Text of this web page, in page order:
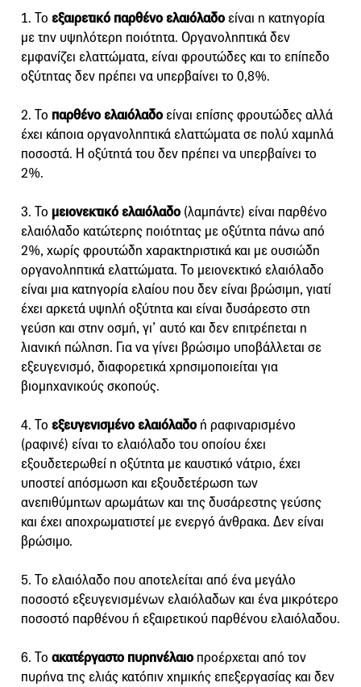
1. Το εξαιρετικό παρθένο ελαιόλαδο είναι η κατηγορία
με την υψηλότερη ποιότητα. Οργανοληπτικά δεν
εμφανίζει ελαττώματα, είναι φρουτώδες και το επίπεδο
οξύτητας δεν πρέπει να υπερβαίνει το 0,8%.
2. Το παρθένο ελαιόλαδο είναι επίσης φρουτώδες αλλά
έχει κάποια οργανοληπτικά ελαττώματα σε πολύ χαμηλά
ποσοστά. H οξύτητά του δεν πρέπει να υπερβαίνει το
2%.
3. Το μειονεκτικό ελαιόλαδο (λαμπάντε) είναι παρθένο
ελαιόλαδο κατώτερης ποιότητας με οξύτητα πάνω από
2%, χωρίς φρουτώδη χαρακτηριστικά και με ουσιώδη
οργανοληπτικά ελαττώματα. Το μειονεκτικό ελαιόλαδο
είναι μια κατηγορία ελαίου που δεν είναι βρώσιμη, γιατί
έχει αρκετά υψηλή οξύτητα και είναι δυσάρεστο στη
γεύση και στην οσμή, γι’ αυτό και δεν επιτρέπεται η
λιανική πώληση. Για να γίνει βρώσιμο υποβάλλεται σε
εξευγενισμό, διαφορετικά χρησιμοποιείται για
βιομηχανικούς σκοπούς.
4. Το εξευγενισμένο ελαιόλαδο ή ραφιναρισμένο
(ραφινέ) είναι το ελαιόλαδο του οποίου έχει
εξουδετερωθεί η οξύτητα με καυστικό νάτριο, έχει
υποστεί απόσμωση και εξουδετέρωση των
ανεπιθύμητων αρωμάτων και της δυσάρεστης γεύσης
και έχει αποχρωματιστεί με ενεργό άνθρακα. Δεν είναι
βρώσιμο.
5. Το ελαιόλαδο που αποτελείται από ένα μεγάλο
ποσοστό εξευγενισμένων ελαιόλαδων και ένα μικρότερο
ποσοστό παρθένου ή εξαιρετικού παρθένου ελαιόλαδου.
6. Το ακατέργαστο πυρηνέλαιο προέρχεται από τον
πυρήνα της ελιάς κατόπιν χημικής επεξεργασίας και δεν